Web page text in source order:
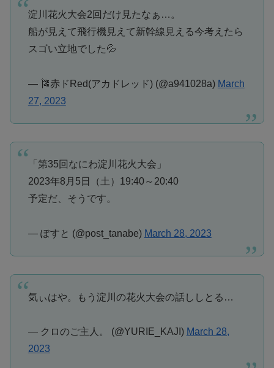
淀川花火大会2回だけ見たなぁ…。
船が見えて飛行機見えて新幹線見える今考えたら
スゴい立地でした💦
— 🎏赤ドRed(アカドレッド) (@a941028a) March
27, 2023
「第35回なにわ淀川花火大会」
2023年8月5日（土）19:40～20:40
予定だ、そうです。
— ぽすと (@post_tanabe) March 28, 2023
気ぃはや。もう淀川の花火大会の話ししとる…
— クロのご主人。 (@YURIE_KAJI) March 28,
2023